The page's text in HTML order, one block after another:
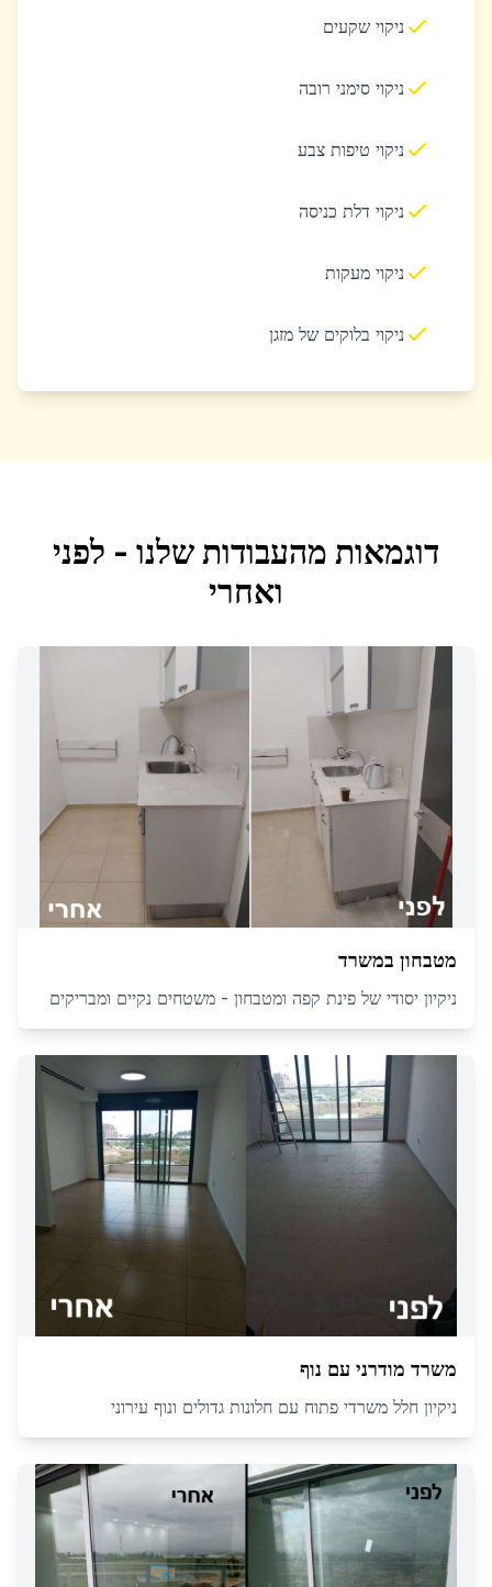
ניקוי שקעים
ניקוי סימני רובה
ניקוי טיפות צבע
ניקוי דלת כניסה
ניקוי מעקות
ניקוי בלוקים של מזגן
דוגמאות מהעבודות שלנו - לפני
ואחרי
מטבחון במשרד
ניקיון יסודי של פינת קפה ומטבחון - משטחים נקיים ומבריקים
משרד מודרני עם נוף
ניקיון חלל משרדי פתוח עם חלונות גדולים ונוף עירוני